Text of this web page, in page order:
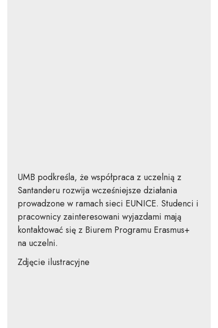
UMB podkreśla, że współpraca z uczelnią z
Santanderu rozwija wcześniejsze działania
prowadzone w ramach sieci EUNICE. Studenci i
pracownicy zainteresowani wyjazdami mają
kontaktować się z Biurem Programu Erasmus+
na uczelni.
Zdjęcie ilustracyjne